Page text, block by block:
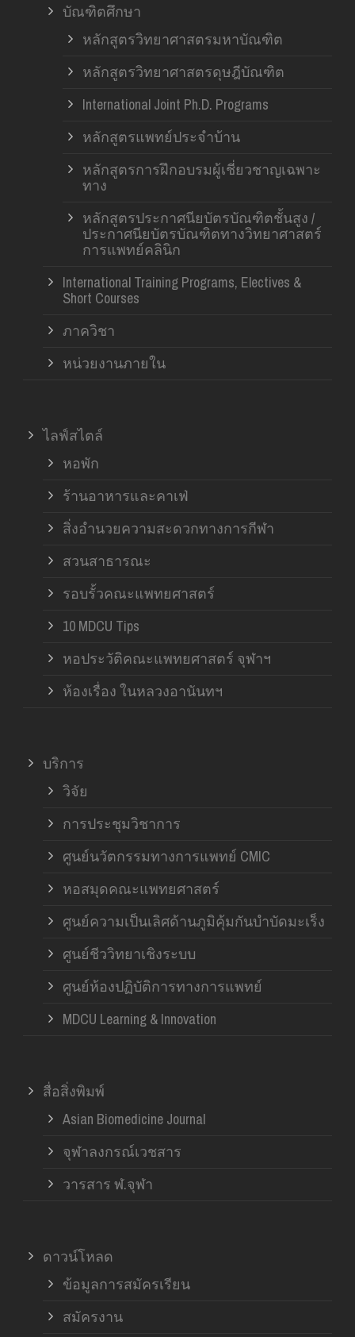
บัณฑิตศึกษา
หลักสูตรวิทยาศาสตรมหาบัณฑิต
หลักสูตรวิทยาศาสตรดุษฎีบัณฑิต
International Joint Ph.D. Programs
หลักสูตรแพทย์ประจำบ้าน
หลักสูตรการฝึกอบรมผู้เชี่ยวชาญเฉพาะ
ทาง
หลักสูตรประกาศนียบัตรบัณฑิตชั้นสูง /
ประกาศนียบัตรบัณฑิตทางวิทยาศาสตร์
การแพทย์คลินิก
International Training Programs, Electives &
Short Courses
ภาควิชา
หน่วยงานภายใน
ไลฟ์สไตล์
หอพัก
ร้านอาหารและคาเฟ่
สิ่งอำนวยความสะดวกทางการกีฬา
สวนสาธารณะ
รอบรั้วคณะแพทยศาสตร์
10 MDCU Tips
หอประวัติคณะแพทยศาสตร์ จุฬาฯ
ห้องเรื่อง ในหลวงอานันทฯ
บริการ
วิจัย
การประชุมวิชาการ
ศูนย์นวัตกรรมทางการแพทย์ CMIC
หอสมุดคณะแพทยศาสตร์
ศูนย์ความเป็นเลิศด้านภูมิคุ้มกันบำบัดมะเร็ง
ศูนย์ชีววิทยาเชิงระบบ
ศูนย์ห้องปฏิบัติการทางการแพทย์
MDCU Learning & Innovation
สื่อสิ่งพิมพ์
Asian Biomedicine Journal
จุฬาลงกรณ์เวชสาร
วารสาร ฬ.จุฬา
ดาวน์โหลด
ข้อมูลการสมัครเรียน
สมัครงาน